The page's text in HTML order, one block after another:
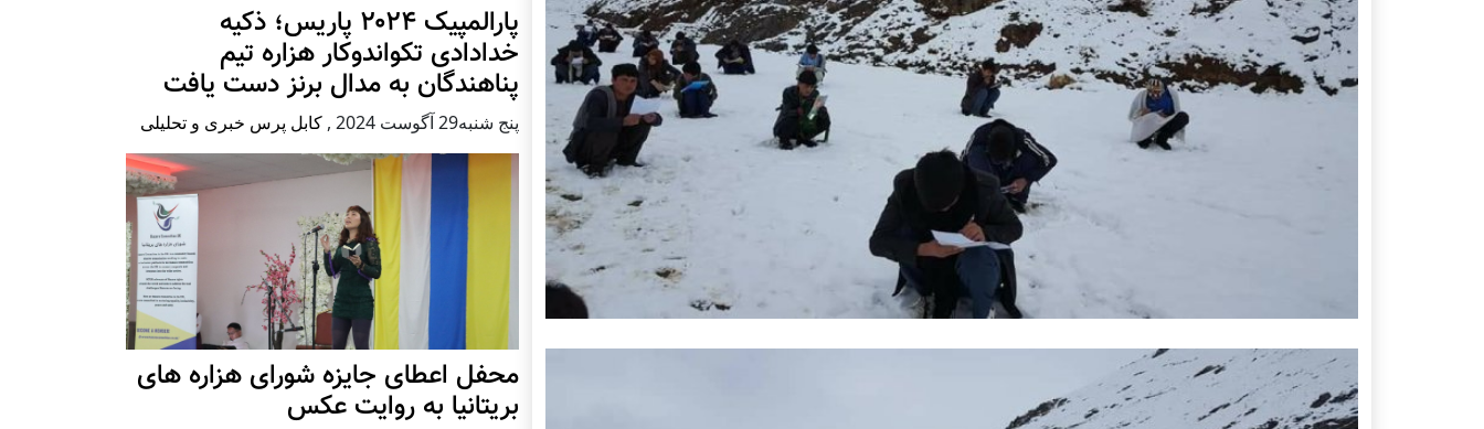
پارالمپیک ۲۰۲۴ پاریس؛ ذکیه
خدادادی تکواندوکار هزاره تیم
پناهندگان به مدال برنز دست یافت
پنج شنبه29 آگوست 2024 , کابل پرس خبری و تحلیلی
محفل اعطای جایزه شورای هزاره های
بریتانیا به روایت عکس